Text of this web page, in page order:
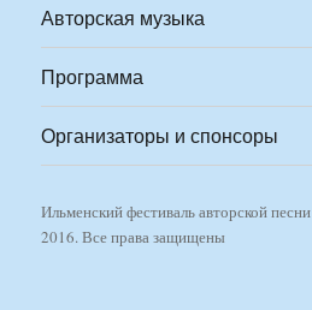
Авторская музыка
Программа
Организаторы и спонсоры
Ильменский фестиваль авторской песни
2016. Все права защищены